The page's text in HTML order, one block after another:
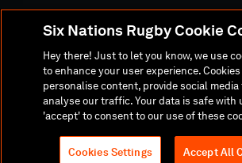
Sito MediaTermini E Condizioni
Politica Sulla RiservatezzaInformativa
Politica Sociale E Digitale
Six Nations Rugby Cookie
Hey there! Just to let you know, we use
to enhance your user experience.
personalise content, provide social media
analyse our traffic. Your data is safe with
'accept' to consent to our use of these
Cookies Settings Accept All